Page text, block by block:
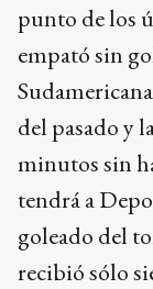
punto de los
empató sin
del pasado y
minutos sin
tendrá a
goleado del
recibió sólo